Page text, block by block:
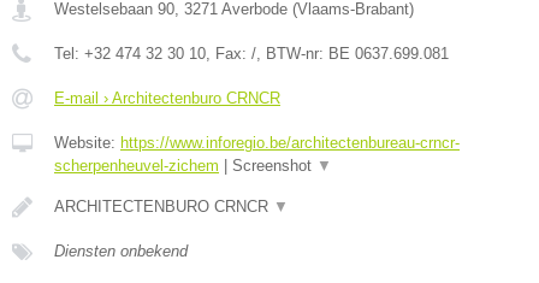
Westelsebaan 90 3271 Averbode (Vlaams-Brabant)
Tel: +32 474 32 30 10 , Fax: / , BTW-nr: BE 0637.699.081
E-mail › Architectenburo CRNCR
Website: https://www.inforegio.be/architectenbureau-crncr-
scherpenheuvel-zichem | Screenshot ▼
ARCHITECTENBURO CRNCR ▼
Diensten onbekend